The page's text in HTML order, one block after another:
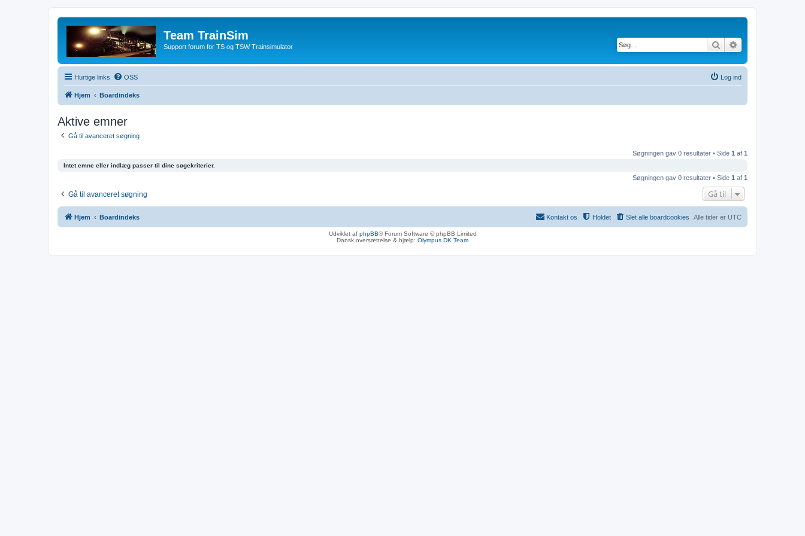
Team TrainSim
Support forum for TS og TSW Trainsimulator Søg
Hurtige links OSS Log ind
Hjem Boardindeks
Aktive emner
Gå til avanceret søgning
Søgningen gav 0 resultater • Side 1 af 1
Intet emne eller indlæg passer til dine søgekriterier.
Søgningen gav 0 resultater • Side 1 af 1
Gå til avanceret søgning Gå til
Hjem Boardindeks Alle tider er UTC
Slet alle boardcookies
Holdet
Kontakt os
Udviklet af phpBB® Forum Software © phpBB Limited
Dansk oversættelse & hjælp: Olympus DK Team